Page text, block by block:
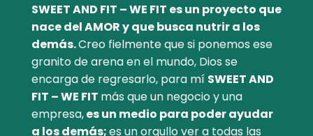
SWEET AND FIT – WE FIT es un proyecto que
nace del AMOR y que busca nutrir a los
demás.Creo fielmente que si ponemos ese
granito de arena en el mundo, Dios se
encarga de regresarlo, para mí SWEET AND
FIT – WE FIT más que un negocio y una
empresa,es un medio para poder ayudar
a los demás;es un orgullo ver a todas las